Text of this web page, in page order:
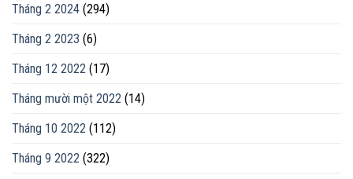
Tháng 2 2024 (294)
Tháng 2 2023 (6)
Tháng 12 2022 (17)
Tháng mười một 2022 (14)
Tháng 10 2022 (112)
Tháng 9 2022 (322)